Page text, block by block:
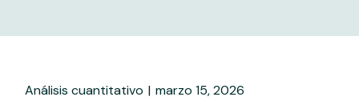
Análisis cuantitativo marzo 15, 2026